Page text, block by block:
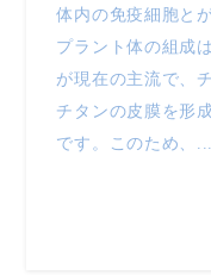
体内の免疫細胞と
プラント体の組成
が現在の主流で、
チタンの皮膜を形
です。このため、...